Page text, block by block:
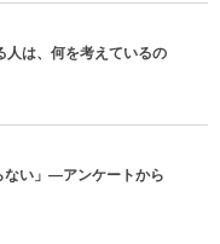
人は、何を考えているの
ない」―アンケートから